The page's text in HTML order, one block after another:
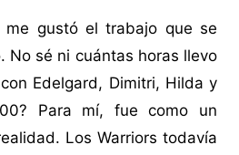
gustó el trabajo que se
No sé ni cuántas horas llevo
Edelgard, Dimitri, Hilda y
Para mí, fue como un
Los Warriors todavía